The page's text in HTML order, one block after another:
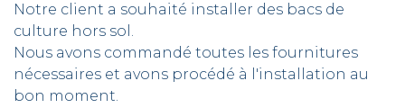
Notre client a souhaité installer des bacs de
culture hors sol.
Nous avons commandé toutes les fournitures
nécessaires et avons procédé à l'installation au
bon moment.